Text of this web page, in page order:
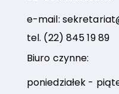
e-mail:
tel. (22) 845 19 89
Biuro czynne:
poniedziałek -